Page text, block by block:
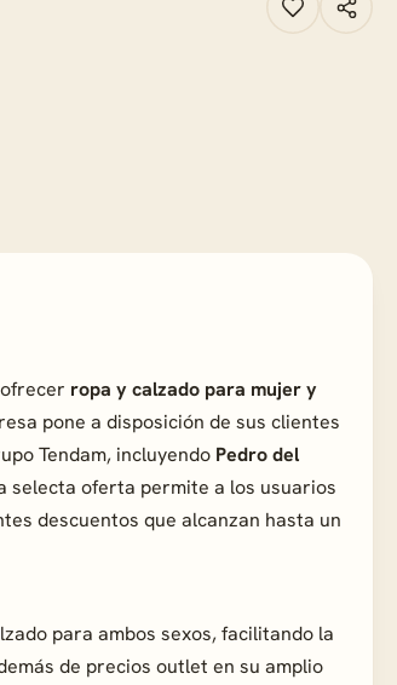
ropa y calzado para mujer y
pone a disposición de sus clientes
Tendam, incluyendo Pedro del
selecta oferta permite a los usuarios
descuentos que alcanzan hasta un
para ambos sexos, facilitando la
de precios outlet en su amplio